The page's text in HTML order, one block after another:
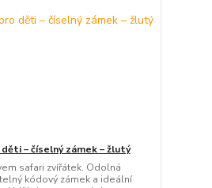
– číselný zámek – žlutý
safari zvířátek. Odolná
kódový zámek a ideální